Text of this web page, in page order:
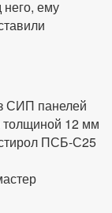
него, ему
СИП панелей
12 мм
ПСБ-С25